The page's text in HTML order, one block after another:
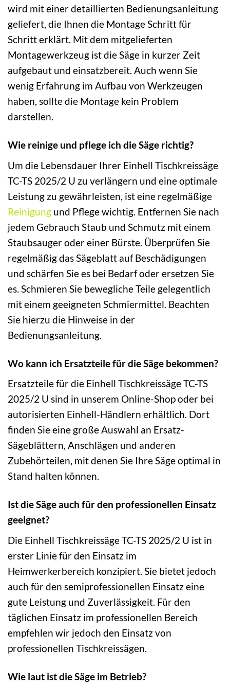
wird mit einer detaillierten Bedienungsanleitung
geliefert, die Ihnen die Montage Schritt für
Schritt erklärt. Mit dem mitgelieferten
Montagewerkzeug ist die Säge in kurzer Zeit
aufgebaut und einsatzbereit. Auch wenn Sie
wenig Erfahrung im Aufbau von Werkzeugen
haben, sollte die Montage kein Problem
darstellen.
Wie reinige und pflege ich die Säge richtig?
Um die Lebensdauer Ihrer Einhell Tischkreissäge
TC-TS 2025/2 U zu verlängern und eine optimale
Leistung zu gewährleisten, ist eine regelmäßige
Reinigung und Pflege wichtig. Entfernen Sie nach
jedem Gebrauch Staub und Schmutz mit einem
Staubsauger oder einer Bürste. Überprüfen Sie
regelmäßig das Sägeblatt auf Beschädigungen
und schärfen Sie es bei Bedarf oder ersetzen Sie
es. Schmieren Sie bewegliche Teile gelegentlich
mit einem geeigneten Schmiermittel. Beachten
Sie hierzu die Hinweise in der
Bedienungsanleitung.
Wo kann ich Ersatzteile für die Säge bekommen?
Ersatzteile für die Einhell Tischkreissäge TC-TS
2025/2 U sind in unserem Online-Shop oder bei
autorisierten Einhell-Händlern erhältlich. Dort
finden Sie eine große Auswahl an Ersatz-
Sägeblättern, Anschlägen und anderen
Zubehörteilen, mit denen Sie Ihre Säge optimal in
Stand halten können.
Ist die Säge auch für den professionellen Einsatz
geeignet?
Die Einhell Tischkreissäge TC-TS 2025/2 U ist in
erster Linie für den Einsatz im
Heimwerkerbereich konzipiert. Sie bietet jedoch
auch für den semiprofessionellen Einsatz eine
gute Leistung und Zuverlässigkeit. Für den
täglichen Einsatz im professionellen Bereich
empfehlen wir jedoch den Einsatz von
professionellen Tischkreissägen.
Wie laut ist die Säge im Betrieb?